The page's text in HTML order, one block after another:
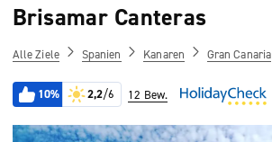
Brisamar Canteras
Alle Ziele Spanien Kanaren Gran Canaria
10% 2,2/6 12 Bew.